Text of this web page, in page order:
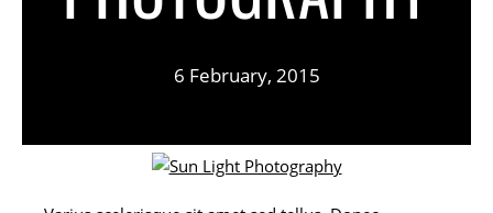
6 February, 2015